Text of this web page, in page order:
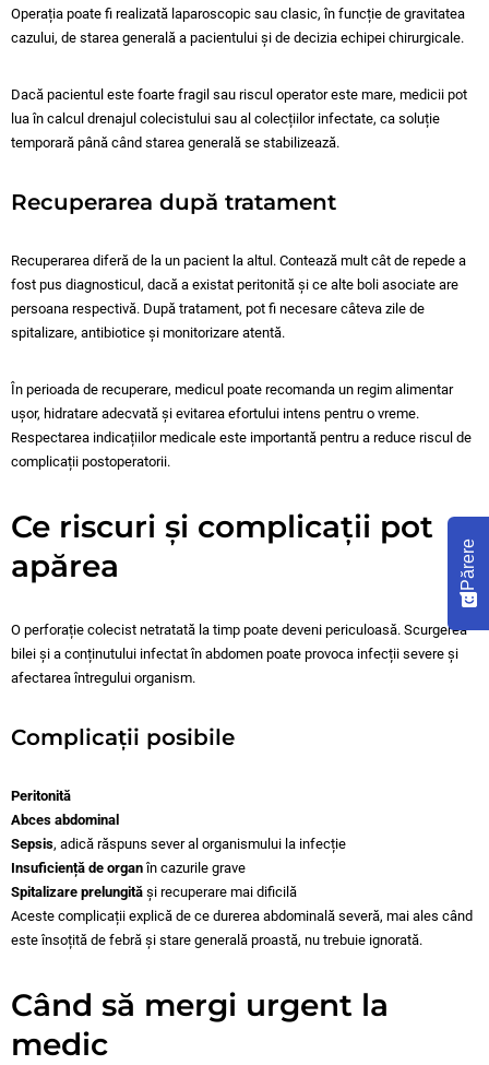
Operația poate fi realizată laparoscopic sau clasic, în funcție de gravitatea
cazului, de starea generală a pacientului și de decizia echipei chirurgicale.
Dacă pacientul este foarte fragil sau riscul operator este mare, medicii pot
lua în calcul drenajul colecistului sau al colecțiilor infectate, ca soluție
temporară până când starea generală se stabilizează.
Recuperarea după tratament
Recuperarea diferă de la un pacient la altul. Contează mult cât de repede a
fost pus diagnosticul, dacă a existat peritonită și ce alte boli asociate are
persoana respectivă. După tratament, pot fi necesare câteva zile de
spitalizare, antibiotice și monitorizare atentă.
În perioada de recuperare, medicul poate recomanda un regim alimentar
ușor, hidratare adecvată și evitarea efortului intens pentru o vreme.
Respectarea indicațiilor medicale este importantă pentru a reduce riscul de
complicații postoperatorii.
Ce riscuri și complicații pot
apărea
O perforație colecist netratată la timp poate deveni periculoasă. Scurgerea
bilei și a conținutului infectat în abdomen poate provoca infecții severe și
afectarea întregului organism.
Complicații posibile
Peritonită
Abces abdominal
Sepsis, adică răspuns sever al organismului la infecție
Insuficiență de organ în cazurile grave
Spitalizare prelungită și recuperare mai dificilă
Aceste complicații explică de ce durerea abdominală severă, mai ales când
este însoțită de febră și stare generală proastă, nu trebuie ignorată.
Când să mergi urgent la
medic
Părere